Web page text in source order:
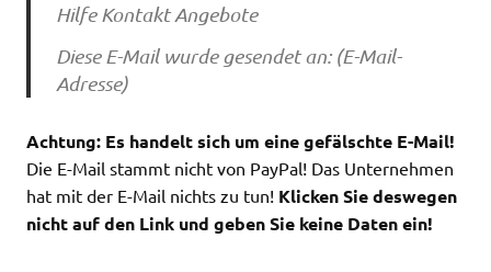
Hilfe Kontakt Angebote
Diese E-Mail wurde gesendet an: (E-Mail-
Adresse)
Achtung: Es handelt sich um eine gefälschte E-Mail!
Die E-Mail stammt nicht von PayPal! Das Unternehmen
hat mit der E-Mail nichts zu tun! Klicken Sie deswegen
nicht auf den Link und geben Sie keine Daten ein!